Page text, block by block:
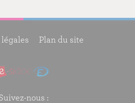
Plan du site
nous :